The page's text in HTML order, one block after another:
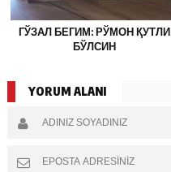
ГЎЗАЛ БЕГИМ: РЎМОН ҚУТЛИ
БЎЛСИН
YORUM ALANI